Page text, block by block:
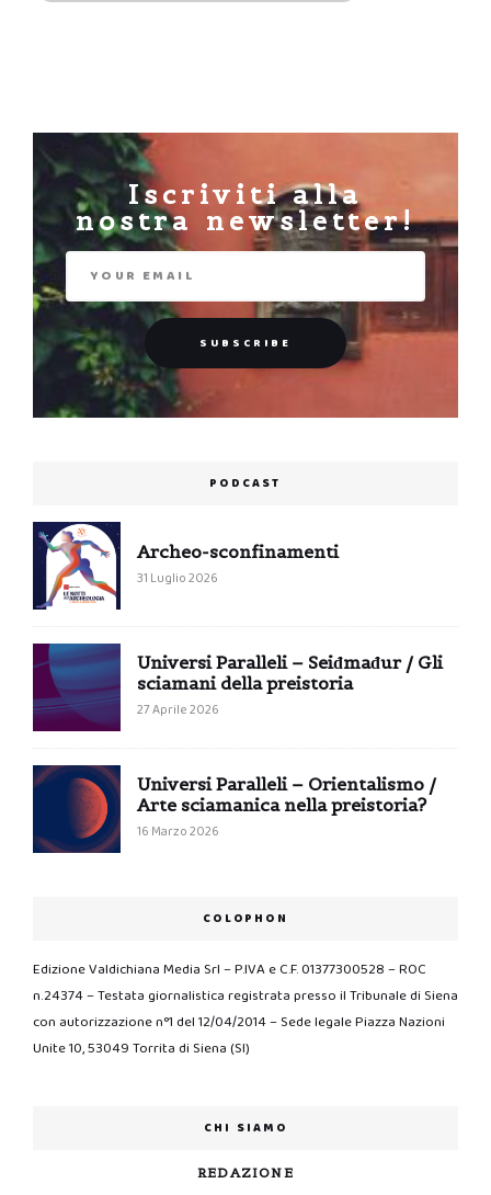
Iscriviti alla
nostra newsletter!
PODCAST
Archeo-sconfinamenti
31 Luglio 2026
Universi Paralleli – Seiđmađur / Gli
sciamani della preistoria
27 Aprile 2026
Universi Paralleli – Orientalismo /
Arte sciamanica nella preistoria?
16 Marzo 2026
COLOPHON
Edizione Valdichiana Media Srl – P.IVA e C.F. 01377300528 – ROC
n.24374 – Testata giornalistica registrata presso il Tribunale di Siena
con autorizzazione n°1 del 12/04/2014 – Sede legale Piazza Nazioni
Unite 10, 53049 Torrita di Siena (SI)
CHI SIAMO
REDAZIONE